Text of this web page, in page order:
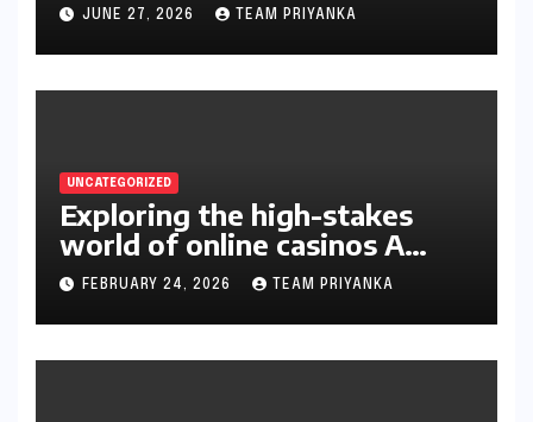
JUNE 27, 2026 TEAM PRIYANKA
UNCATEGORIZED
Exploring the high-stakes
world of online casinos A
gambler’s guide
FEBRUARY 24, 2026 TEAM PRIYANKA